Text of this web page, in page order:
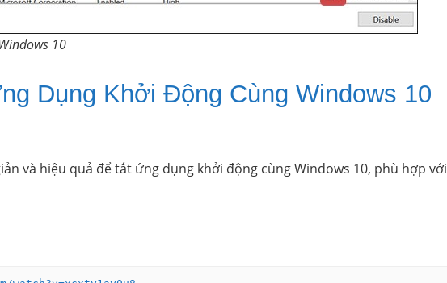
10
Dụng Khởi Động Cùng Windows 10
và hiệu quả để tắt ứng dụng khởi động cùng Windows 10, phù hợp với